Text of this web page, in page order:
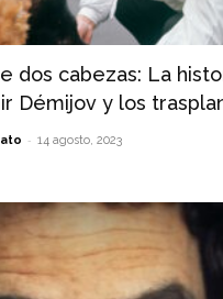
dos cabezas: La
Démijov y los
- 14 agosto, 2023